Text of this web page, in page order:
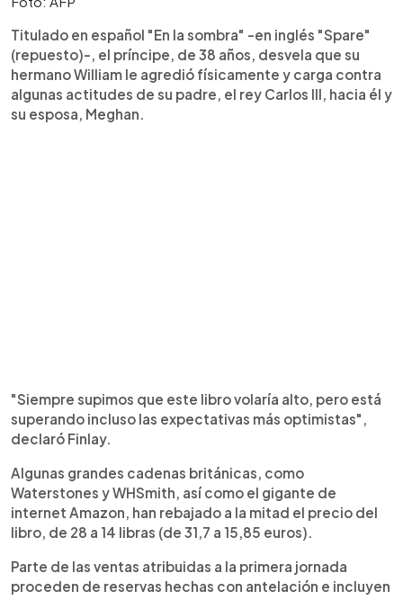
Titulado en español "En la sombra" -en inglés "Spare"
(repuesto)-, el príncipe, de 38 años, desvela que su
hermano William le agredió físicamente y carga contra
algunas actitudes de su padre, el rey Carlos III, hacia él y
su esposa, Meghan.
"Siempre supimos que este libro volaría alto, pero está
superando incluso las expectativas más optimistas",
declaró Finlay.
Algunas grandes cadenas británicas, como
Waterstones y WHSmith, así como el gigante de
internet Amazon, han rebajado a la mitad el precio del
libro, de 28 a 14 libras (de 31,7 a 15,85 euros).
Parte de las ventas atribuidas a la primera jornada
proceden de reservas hechas con antelación e incluyen